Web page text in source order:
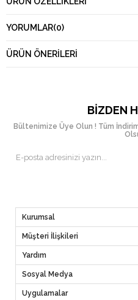
YORUMLAR(0)
ÜRÜN ÖNERILERI
BIZDEN
Bültenimize Üye Olun ! Tüm
Kurumsal
Müşteri İlişkileri
Yardım
Sosyal Medya
Uygulamalar